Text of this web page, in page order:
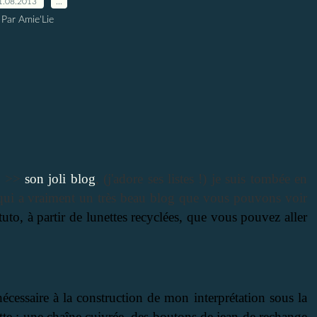
Par Amie'Lie
>>son joli blog, (j'adore ses listes !) je suis tombée en
a vraiment un très beau blog que vous pouvons voir
à partir de lunettes recyclées, que vous pouvez aller
à la construction de mon interprétation sous la